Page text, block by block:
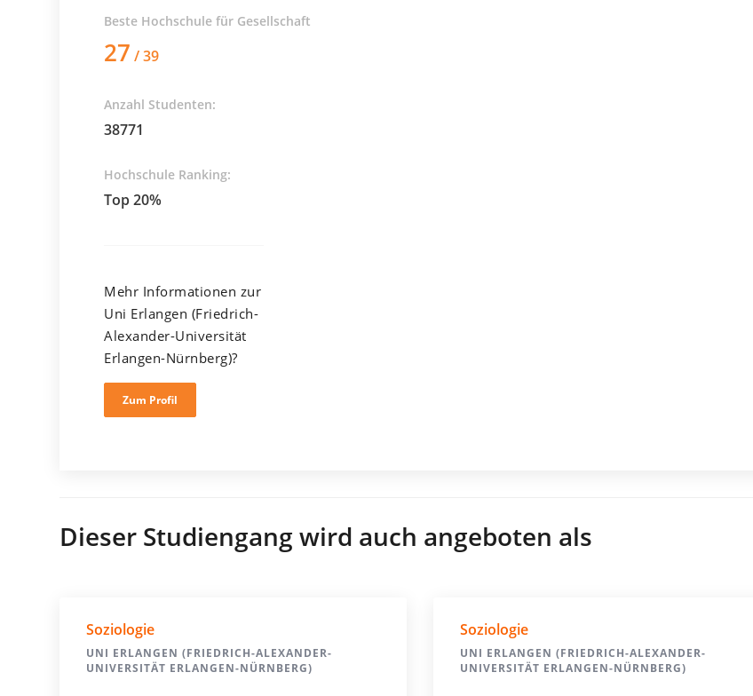
Beste Hochschule für Gesellschaft
27 / 39
Anzahl Studenten:
38771
Hochschule Ranking:
Top 20%
Mehr Informationen zur
Uni Erlangen (Friedrich-
Alexander-Universität
Erlangen-Nürnberg)?
Zum Profil
Dieser Studiengang wird auch angeboten als
Soziologie
UNI ERLANGEN (FRIEDRICH-ALEXANDER-
UNIVERSITÄT ERLANGEN-NÜRNBERG)
Soziologie
UNI ERLANGEN (FRIEDRICH-ALEXANDER-
UNIVERSITÄT ERLANGEN-NÜRNBERG)